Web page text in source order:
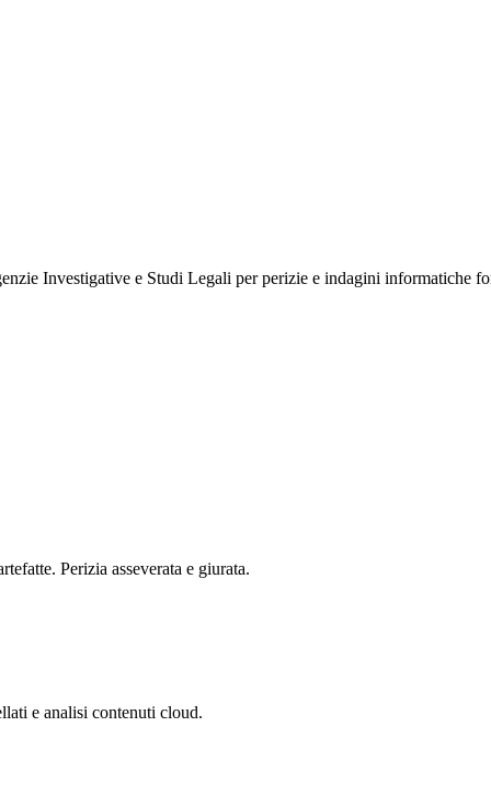
Investigative e Studi Legali per perizie e indagini informatiche
Perizia asseverata e giurata.
e analisi contenuti cloud.